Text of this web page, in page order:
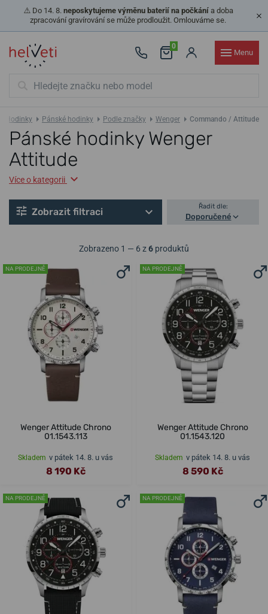
⚠️ Do 14. 8. neposkytujeme výměnu baterií na počkánía doba
zpracování gravírování se může prodloužit. Omlouváme se.
0
Menu
Hodinky Pánské hodinky Podle značky Wenger Commando / Attitude
Pánské hodinky Wenger
Attitude
Více o kategorii
Zobrazit filtraci Řadit dle:
Doporučené
Zobrazeno 1 — 6 z6 produktů
NA PRODEJNĚ
Wenger Attitude Chrono
01.1543.113
Skladem v pátek 14. 8. u vás
8 190 Kč
NA PRODEJNĚ
Wenger Attitude Chrono
01.1543.120
Skladem v pátek 14. 8. u vás
8 590 Kč
NA PRODEJNĚ NA PRODEJNĚ